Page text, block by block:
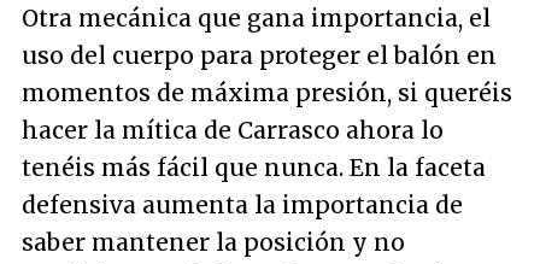
Otra mecánica que gana importancia, el
uso del cuerpo para proteger el balón en
momentos de máxima presión, si queréis
hacer la mítica de Carrasco ahora lo
tenéis más fácil que nunca. En la faceta
defensiva aumenta la importancia de
saber mantener la posición y no